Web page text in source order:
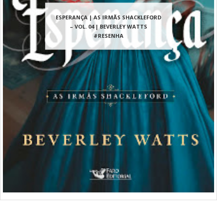
ESPERANÇA | AS IRMÃS SHACKLEFORD
– VOL. 04 | BEVERLEY WATTS
#RESENHA